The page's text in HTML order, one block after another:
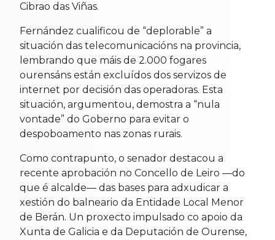
Cibrao das Viñas.
Fernández cualificou de “deplorable” a
situación das telecomunicacións na provincia,
lembrando que máis de 2.000 fogares
ourensáns están excluídos dos servizos de
internet por decisión das operadoras. Esta
situación, argumentou, demostra a “nula
vontade” do Goberno para evitar o
despoboamento nas zonas rurais.
Como contrapunto, o senador destacou a
recente aprobación no Concello de Leiro —do
que é alcalde— das bases para adxudicar a
xestión do balneario da Entidade Local Menor
de Berán. Un proxecto impulsado co apoio da
Xunta de Galicia e da Deputación de Ourense,